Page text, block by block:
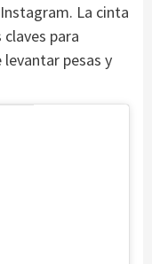
La cinta
para
pesas y